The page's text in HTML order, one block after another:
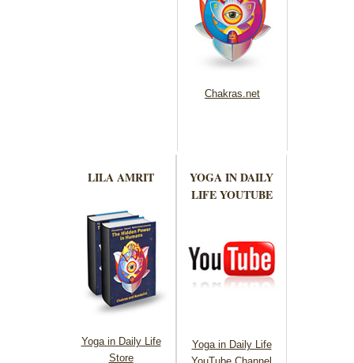
Chakras.net
LILA AMRIT
Yoga in Daily Life
Store
YOGA IN DAILY
LIFE YOUTUBE
Yoga in Daily Life